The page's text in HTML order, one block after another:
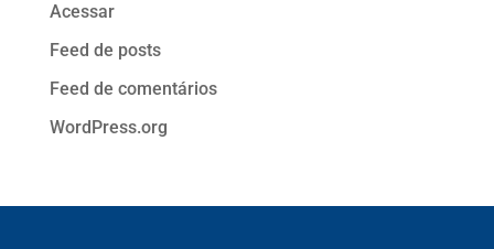
Acessar
Feed de posts
Feed de comentários
WordPress.org